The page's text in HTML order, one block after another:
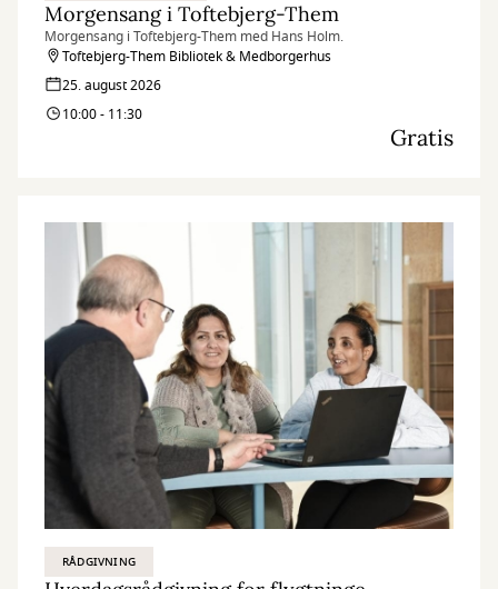
Morgensang i Toftebjerg-Them
Morgensang i Toftebjerg-Them med Hans Holm.
Toftebjerg-Them Bibliotek & Medborgerhus
25. august 2026
10:00 - 11:30
Gratis
RÅDGIVNING